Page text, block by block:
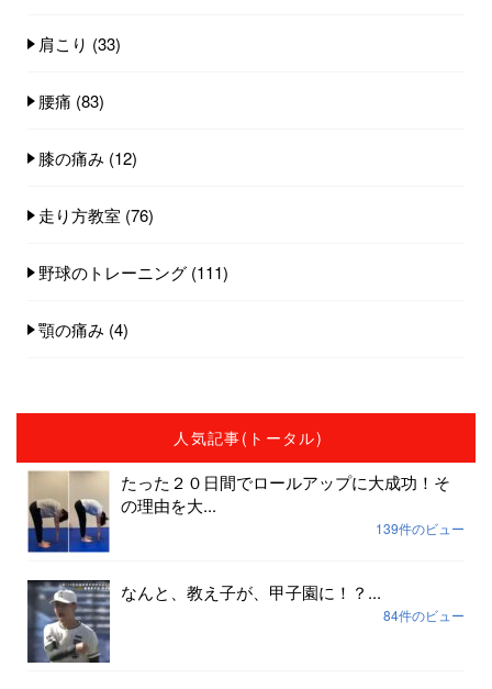
肩こり (33)
腰痛 (83)
膝の痛み (12)
走り方教室 (76)
野球のトレーニング (111)
顎の痛み (4)
人気記事(トータル)
たった２０日間でロールアップに大成功！そ
の理由を大...
139件のビュー
なんと、教え子が、甲子園に！？...
84件のビュー